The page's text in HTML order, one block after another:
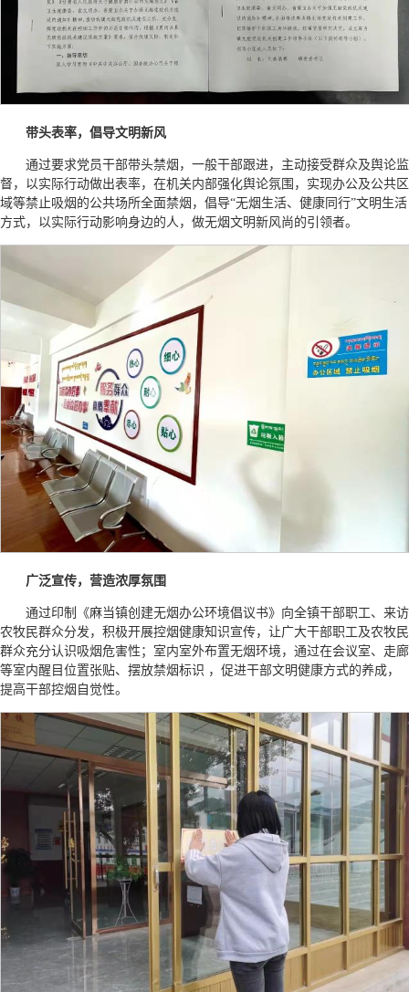
带头表率，倡导文明新风
通过要求党员干部带头禁烟，一般干部跟进，主动接受群众及舆论监
督，以实际行动做出表率，在机关内部强化舆论氛围，实现办公及公共区
域等禁止吸烟的公共场所全面禁烟，倡导“无烟生活、健康同行”文明生活
方式，以实际行动影响身边的人，做无烟文明新风尚的引领者。
广泛宣传，营造浓厚氛围
通过印制《麻当镇创建无烟办公环境倡议书》向全镇干部职工、来访
农牧民群众分发，积极开展控烟健康知识宣传，让广大干部职工及农牧民
群众充分认识吸烟危害性；室内室外布置无烟环境，通过在会议室、走廊
等室内醒目位置张贴、摆放禁烟标识 ，促进干部文明健康方式的养成，
提高干部控烟自觉性。